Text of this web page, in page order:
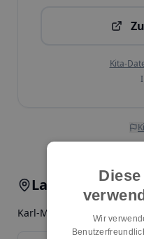
Kita-
Lage & Anfahrt
Karl-Marx-Allee 124,
Wir